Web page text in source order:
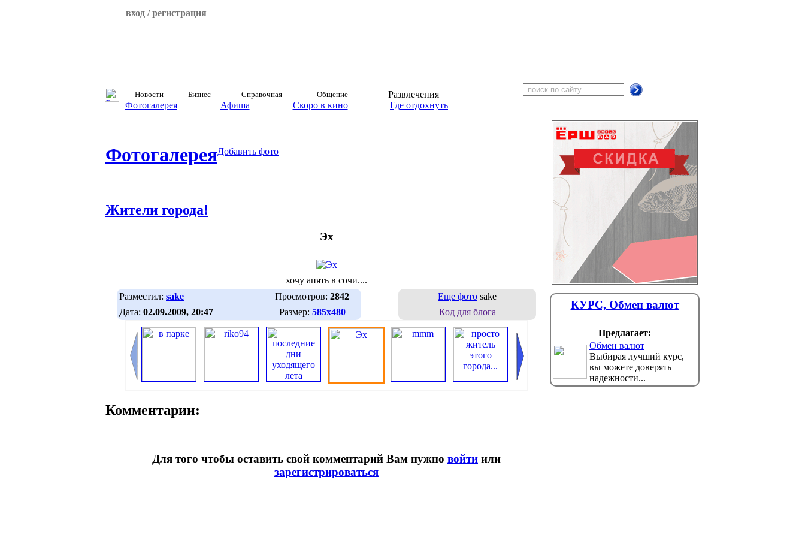
вход / регистрация
Новости Бизнес Справочная Общение
Развлечения
Фотогалерея
Афиша Скоро в кино Где отдохнуть
ФотогалереяДобавить фото
Жители города!
Эх
хочу апять в сочи....
Разместил: sake Просмотров: 2842
Дата: 02.09.2009, 20:47 Размер: 585х480
Еще фото sake
Код для блога
Комментарии:
Для того чтобы оставить свой комментарий Вам нужно войти или
зарегистрироваться
КУРС, Обмен валют
Предлагает:
Обмен валют
Выбирая лучший курс,
вы можете доверять
надежности...